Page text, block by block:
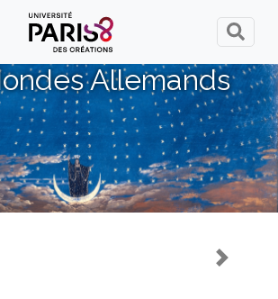
des cookies
Allemands
Next